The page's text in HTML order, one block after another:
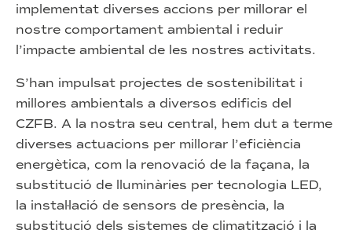
implementat diverses accions per millorar el
nostre comportament ambiental i reduir
l’impacte ambiental de les nostres activitats.
S’han impulsat projectes de sostenibilitat i
millores ambientals a diversos edificis del
CZFB. A la nostra seu central, hem dut a terme
diverses actuacions per millorar l’eficiència
energètica, com la renovació de la façana, la
substitució de lluminàries per tecnologia LED,
la instal·lació de sensors de presència, la
substitució dels sistemes de climatització i la